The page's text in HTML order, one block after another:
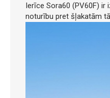
Ierīce Sora60 (PV60F) ir
noturību pret šļakatām